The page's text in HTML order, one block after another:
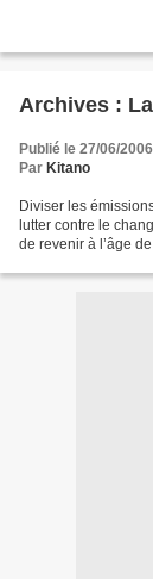
Archives :
Publié le 27/06/
Par Kitano
Diviser les
lutter contre le
de revenir à l’âge